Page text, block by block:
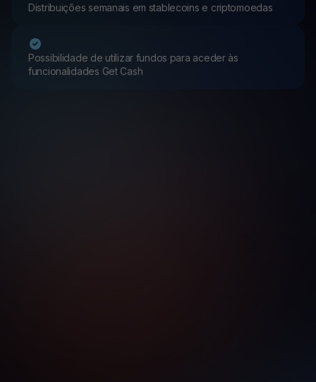
Distribuições semanais em stablecoins e criptomoedas
Possibilidade de utilizar fundos para aceder às
funcionalidades Get Cash